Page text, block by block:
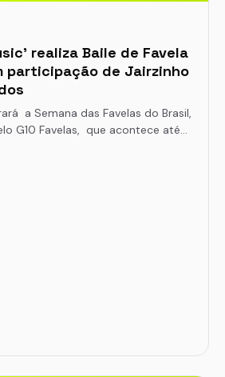
realiza Baile de Favela
participação de Jairzinho
a Semana das Favelas do Brasil,
G10 Favelas, que acontece até…